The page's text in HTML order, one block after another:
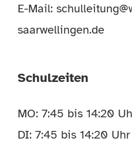
E-Mail:
saarwellingen.de
Schulzeiten
MO: 7:45 bis 14:20
DI: 7:45 bis 14:20 Uhr